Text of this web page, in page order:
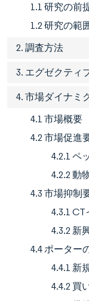
1.1 研究の前
1.2 研究の範
2. 調査方法
3. エグゼクティ
4. 市場ダイナミ
4.1 市場概要
4.2 市場促進
4.2.1 ペ
4.2.2 動
4.3 市場抑制
4.3.1
4.3.2 新
4.4 ポーター
4.4.1 新
4.4.2 買